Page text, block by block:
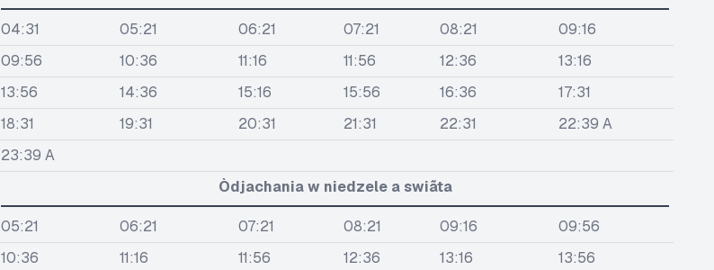
04:31 05:21 06:21 07:21 08:21
09:16
09:56
10:36 11:16 11:56 12:36
13:16
13:56
14:36 15:16 15:56 16:36
17:31
18:31
19:31 20:31 21:31 22:31
22:39 A
23:39 A
Òdjachania w niedzele a swiãta
05:21 06:21 07:21 08:21 09:16
09:56
10:36
11:16 11:56 12:36 13:16
13:56